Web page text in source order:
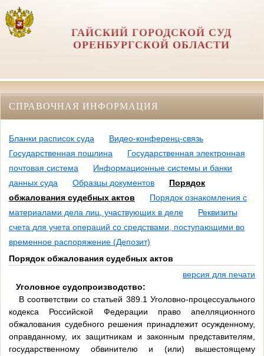
ГАЙСКИЙ ГОРОДСКОЙ СУД
ОРЕНБУРГСКОЙ ОБЛАСТИ
СПРАВОЧНАЯ ИНФОРМАЦИЯ
Бланки расписок суда
Видео-конференц-связь
Государственная пошлина
Государственная электронная
почтовая система
Информационные системы и банки
данных суда
Образцы документов
Порядок
обжалования судебных актов
Порядок ознакомления с
материалами дела лиц, участвующих в деле
Реквизиты
счета для учета операций со средствами, поступающими во
временное распоряжение (Депозит)
Порядок обжалования судебных актов
версия для печати
Уголовное судопроизводство:
В соответствии со статьей 389.1 Уголовно-процессуального
кодекса Российской Федерации право апелляционного
обжалования судебного решения принадлежит осужденному,
оправданному, их защитникам и законным представителям,
государственному обвинителю и (или) вышестоящему